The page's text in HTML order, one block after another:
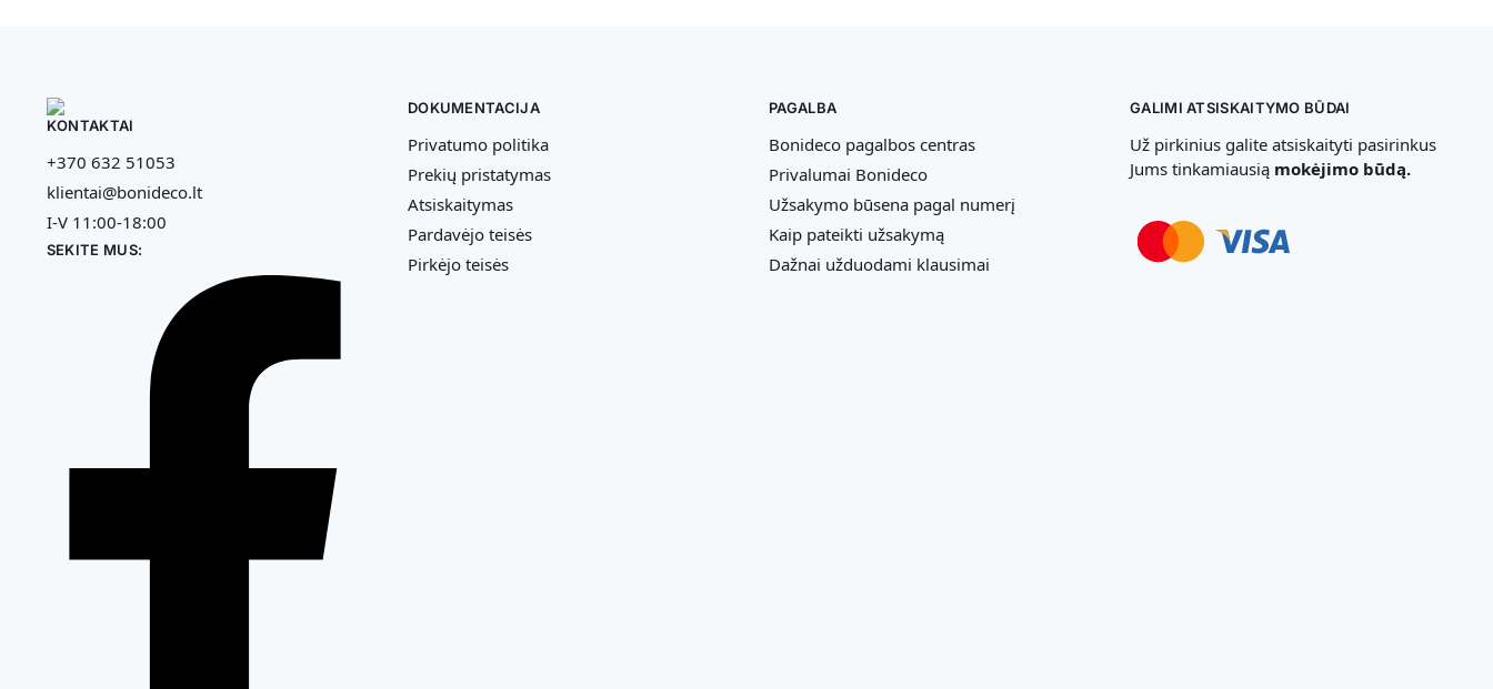
KONTAKTAI
+370 632 51053
klientai@bonideco.lt
I-V 11:00-18:00
SEKITE MUS:
DOKUMENTACIJA
Privatumo politika
Prekių pristatymas
Atsiskaitymas
Pardavėjo teisės
Pirkėjo teisės
PAGALBA
Bonideco pagalbos centras
Privalumai Bonideco
Užsakymo būsena pagal numerį
Kaip pateikti užsakymą
Dažnai užduodami klausimai
GALIMI ATSISKAITYMO BŪDAI
Už pirkinius galite atsiskaityti pasirinkus
Jums tinkamiausią mokėjimo būdą.